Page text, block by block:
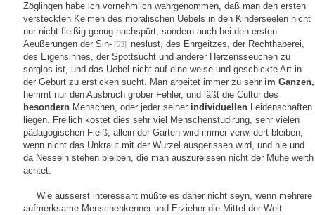
Zöglingen habe ich vornehmlich wahrgenommen, daß man den ersten
versteckten Keimen des moralischen Uebels in den Kinderseelen nicht
nur nicht fleißig genug nachspürt, sondern auch bei den ersten
Aeußerungen der Sin- [53]
neslust, des Ehrgeitzes, der Rechthaberei,
des Eigensinnes, der Spottsucht und anderer Herzensseuchen zu
sorglos ist, und das Uebel nicht auf eine weise und geschickte Art in
der Geburt zu ersticken sucht. Man arbeitet immer zu sehr im Ganzen,
hemmt nur den Ausbruch grober Fehler, und läßt die Cultur des
besondern Menschen, oder jeder seiner individuellen Leidenschaften
liegen. Freilich kostet dies sehr viel Menschenstudirung, sehr vielen
pädagogischen Fleiß; allein der Garten wird immer verwildert bleiben,
wenn nicht das Unkraut mit der Wurzel ausgerissen wird, und hie und
da Nesseln stehen bleiben, die man auszureissen nicht der Mühe werth
achtet.
Wie äusserst interessant müßte es daher nicht seyn, wenn mehrere
aufmerksame Menschenkenner und Erzieher die Mittel der Welt